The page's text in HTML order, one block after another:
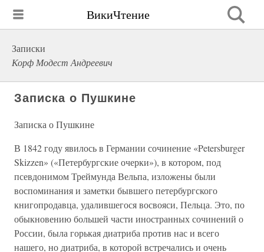
ВикиЧтение
Записки
Корф Модест Андреевич
Записка о Пушкине
Записка о Пушкине
В 1842 году явилось в Германии сочинение «Petersburger
Skizzen» («Петербургские очерки»), в котором, под
псевдонимом Треймунда Вельпа, изложены были
воспоминания и заметки бывшего петербургского
книгопродавца, удалившегося восвояси, Пельца. Это, по
обыкновению большей части иностранных сочинений о
России, была горькая диатриба против нас и всего
нашего, но диатриба, в которой встречались и очень